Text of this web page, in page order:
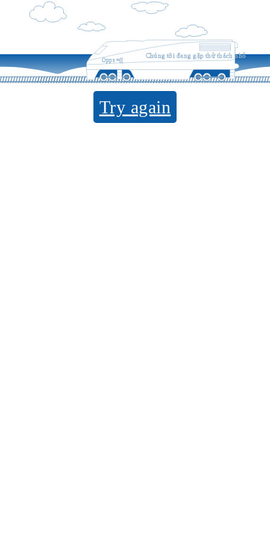
Opps =((
Chúng tôi đang gặp thử thách nhỏ
Try again